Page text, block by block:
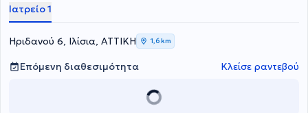
αξιοποιώντας την επιστημονική του αρτιότητα, καθώς και την
πολυετή του πείρα, εξατομικεύοντας τις ανάγκες του κάθε
Ιατρείο 1
Ηριδανού 6, Ιλίσια, ΑΤΤΙΚΗ 1,6 km
Επόμενη διαθεσιμότητα Κλείσε ραντεβού